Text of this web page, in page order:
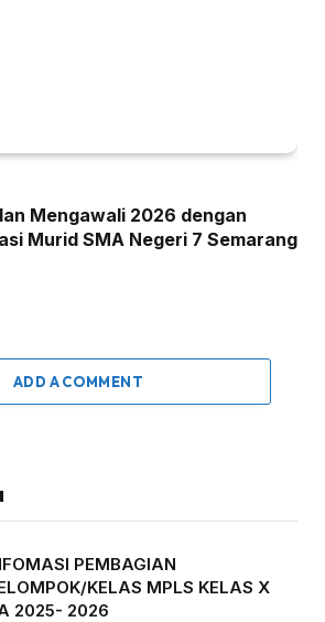
Mengawali 2026 dengan
Murid SMA Negeri 7 Semarang
ADD A COMMENT
PEMBAGIAN
KELAS MPLS KELAS X
2025- 2026